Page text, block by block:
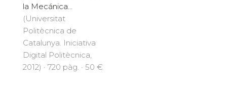
la Mecánica...
(Universitat
Politècnica de
Catalunya. Iniciativa
Digital Politècnica,
2012) · 720 pàg. · 50 €